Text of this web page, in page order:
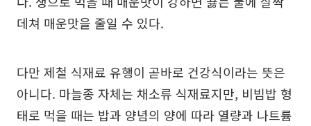
데쳐 매운맛을 줄일 수 있다.
다만 제철 식재료 유행이 곧바로 건강식이라는 뜻은
아니다. 마늘종 자체는 채소류 식재료지만, 비빔밥 형
태로 먹을 때는 밥과 양념의 양에 따라 열량과 나트륨